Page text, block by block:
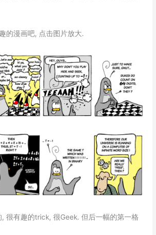
的漫画吧, 点击图片放大.
很有趣的trick, 很Geek. 但后一幅的第一格